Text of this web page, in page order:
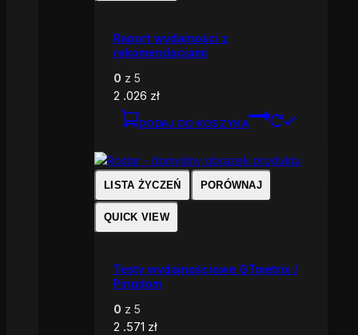
Raport wydajności z
rekomendacjami
0 z 5
2 .026 zł
DODAJ DO KOSZYKA
LISTA ŻYCZEŃ PORÓWNAJ
QUICK VIEW
Testy wydajnościowe GTmetrix /
Pingdom
0 z 5
2 .571 zł